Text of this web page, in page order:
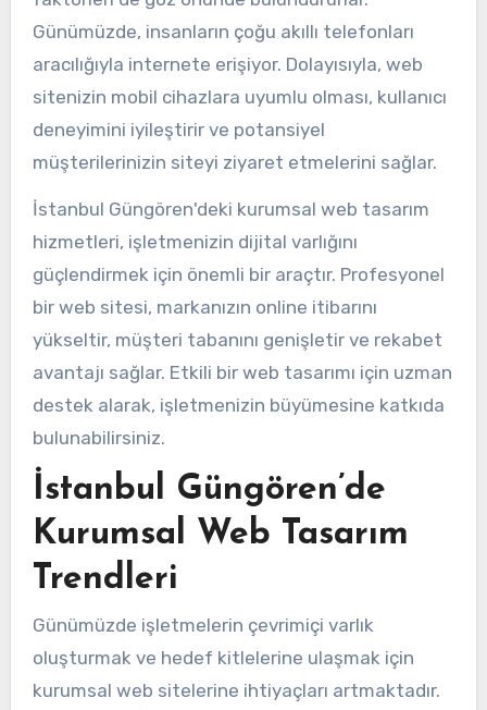
Günümüzde, insanların çoğu akıllı telefonları
aracılığıyla internete erişiyor. Dolayısıyla, web
sitenizin mobil cihazlara uyumlu olması, kullanıcı
deneyimini iyileştirir ve potansiyel
müşterilerinizin siteyi ziyaret etmelerini sağlar.
İstanbul Güngören'deki kurumsal web tasarım
hizmetleri, işletmenizin dijital varlığını
güçlendirmek için önemli bir araçtır. Profesyonel
bir web sitesi, markanızın online itibarını
yükseltir, müşteri tabanını genişletir ve rekabet
avantajı sağlar. Etkili bir web tasarımı için uzman
destek alarak, işletmenizin büyümesine katkıda
bulunabilirsiniz.
İstanbul Güngören’de
Kurumsal Web Tasarım
Trendleri
Günümüzde işletmelerin çevrimiçi varlık
oluşturmak ve hedef kitlelerine ulaşmak için
kurumsal web sitelerine ihtiyaçları artmaktadır.